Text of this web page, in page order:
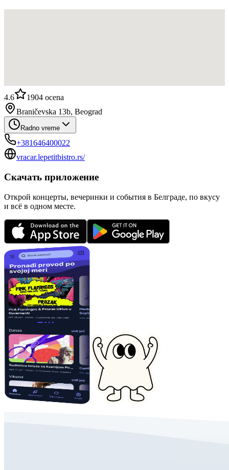
4.6 1904 ocena
Braničevska 13b, Beograd
Radno vreme
+381646400022
vracar.lepetitbistro.rs/
Скачать приложение
Открой концерты, вечеринки и события в Белграде, по вкусу
и всё в одном месте.